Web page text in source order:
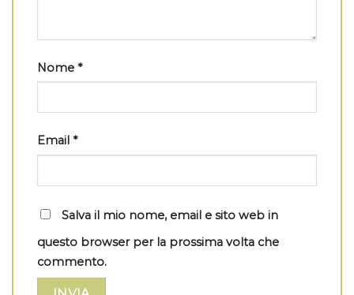
Nome *
Email *
Salva il mio nome, email e sito web in
questo browser per la prossima volta che
commento.